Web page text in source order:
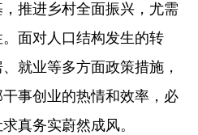
推进乡村全面振兴，尤需
面对人口结构发生的转
就业等多方面政策措施，
事创业的热情和效率，必
真务实蔚然成风。